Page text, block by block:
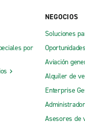
Trois
Val d'Or
por
NEGOCIOS
Soluciones
Aviación
Alquiler de
Enterprise
Asesores de